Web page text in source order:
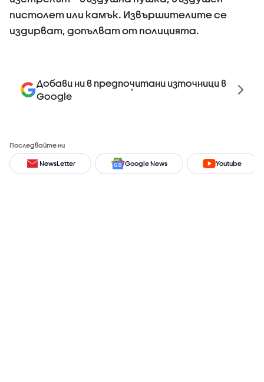
пистолет или камък. Извършителите се
издирват, допълват от полицията.
Добави ни в предпочитани източници в
Google
Последвайте ни
NewsLetter Google News Youtube